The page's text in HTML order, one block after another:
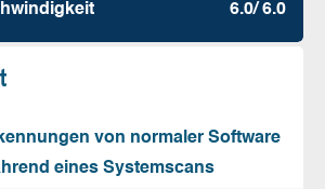
6.0/ 6.0
von normaler Software
eines Systemscans